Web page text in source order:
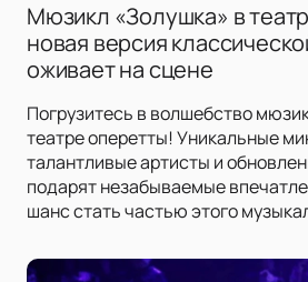
Мюзикл «Золушка» в
новая версия
оживает на сцене
Погрузитесь в волшебство
театре оперетты! Уникальные
талантливые артисты и
подарят незабываемые
шанс стать частью этого